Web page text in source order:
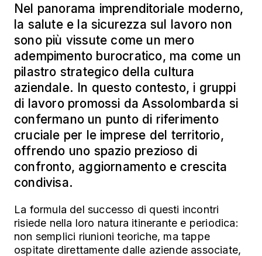
Nel panorama imprenditoriale moderno,
la salute e la sicurezza sul lavoro non
sono più vissute come un mero
adempimento burocratico, ma come un
pilastro strategico della cultura
aziendale. In questo contesto, i gruppi
di lavoro promossi da Assolombarda si
confermano un punto di riferimento
cruciale per le imprese del territorio,
offrendo uno spazio prezioso di
confronto, aggiornamento e crescita
condivisa.
La formula del successo di questi incontri
risiede nella loro natura itinerante e periodica:
non semplici riunioni teoriche, ma tappe
ospitate direttamente dalle aziende associate,